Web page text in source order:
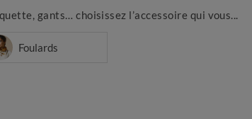
gants… choisissez l’accessoire qui vous...
Foulards